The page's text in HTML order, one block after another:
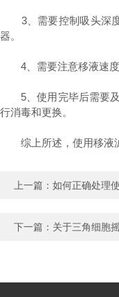
3、需要控制吸头深度
器。
4、需要注意移液速度
5、使用完毕后需要及
行消毒和更换。
综上所述，使用移液滤
上一篇： 如何正确处理
下一篇： 关于三角细胞